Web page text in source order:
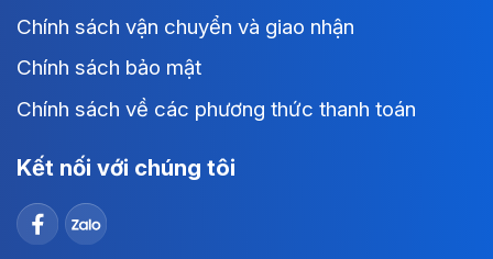
Chính sách vận chuyển và giao nhận
Chính sách bảo mật
Chính sách về các phương thức thanh toán
Kết nối với chúng tôi